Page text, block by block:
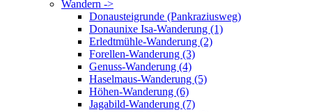
Wandern ->
Donausteigrunde (Pankraziusweg)
Donaunixe Isa-Wanderung (1)
Erledtmühle-Wanderung (2)
Forellen-Wanderung (3)
Genuss-Wanderung (4)
Haselmaus-Wanderung (5)
Höhen-Wanderung (6)
Jagabild-Wanderung (7)